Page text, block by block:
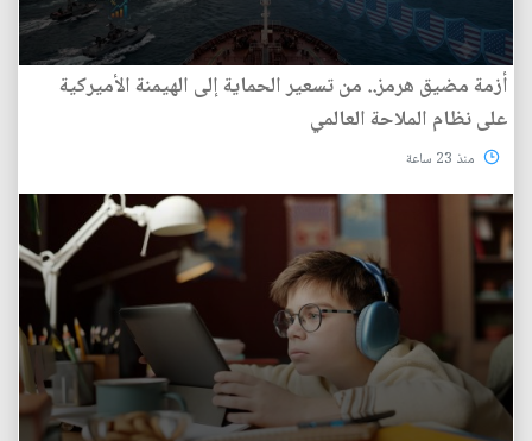
أزمة مضيق هرمز.. من تسعير الحماية إلى الهيمنة الأميركية
على نظام الملاحة العالمي
منذ 23 ساعة